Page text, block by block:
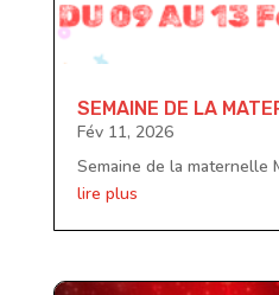
SEMAINE DE LA
Fév 11, 2026
Semaine de la maternelle
lire plus